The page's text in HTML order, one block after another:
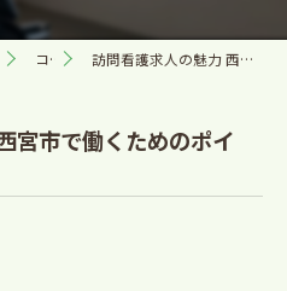
コラム 訪問看護求人の魅力 西宮市で働くためのポイントとは？
宮市で働くためのポイ